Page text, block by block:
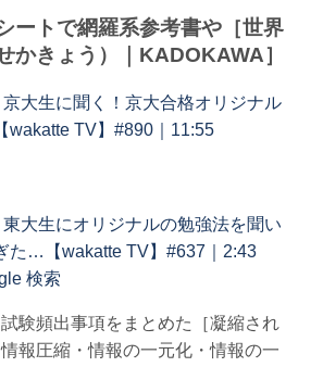
ートで網羅系参考書や［世界
かきょう）｜KADOKAWA］
京大生に聞く！京大合格オリジナル
wakatte TV】#890｜11:55
東大生にオリジナルの勉強法を聞い
た…【wakatte TV】#637｜2:43
検索
験頻出事項をまとめた［凝縮され
報圧縮・情報の一元化・情報の一